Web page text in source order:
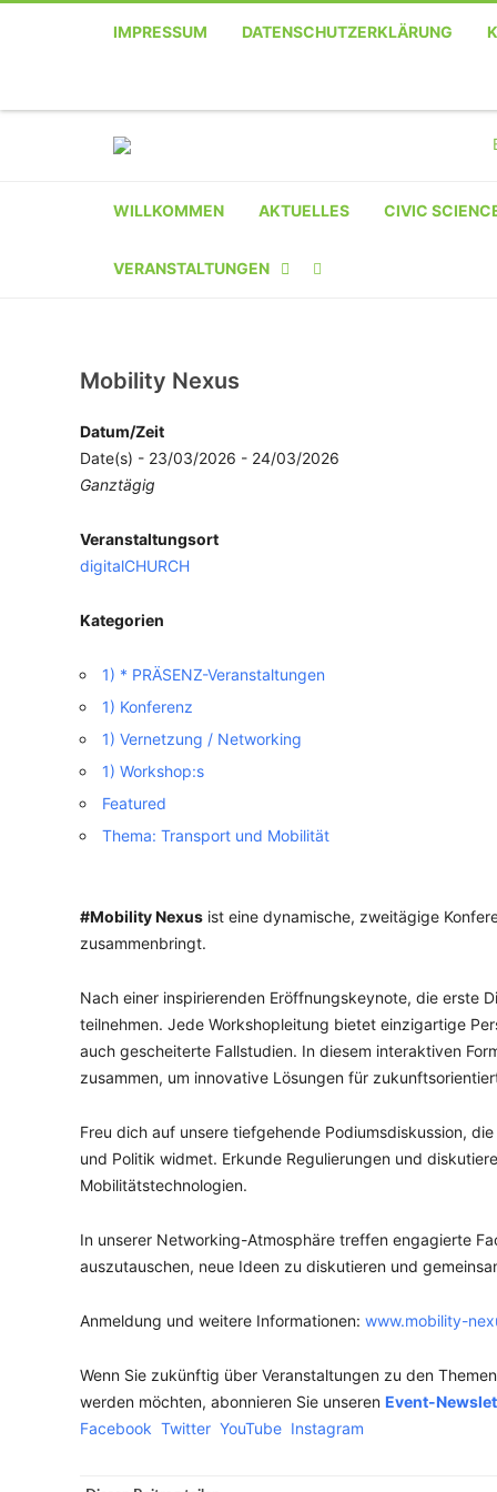
IMPRESSUM DATENSCHUTZERKLÄRUNG
WILLKOMMEN AKTUELLES CIVIC
VERANSTALTUNGEN
VERANSTALTER-
VERANSTALTUNG
EINREICHEN
VERANSTALTUNGSORTE
Mobility Nexus
Datum/Zeit
Date(s) - 23/03/2026 - 24/03/2026
Ganztägig
Veranstaltungsort
digitalCHURCH
Kategorien
1) * PRÄSENZ-Veranstaltungen
1) Konferenz
1) Vernetzung / Networking
1) Workshop:s
Featured
Thema: Transport und Mobilität
#Mobility Nexus ist eine dynamische, zweitägige
zusammenbringt.
Nach einer inspirierenden Eröffnungskeynote, die erste
teilnehmen. Jede Workshopleitung bietet einzigartige
auch gescheiterte Fallstudien. In diesem interaktiven
zusammen, um innovative Lösungen für
Freu dich auf unsere tiefgehende Podiumsdiskussion,
und Politik widmet. Erkunde Regulierungen und
Mobilitätstechnologien.
In unserer Networking-Atmosphäre treffen engagierte
auszutauschen, neue Ideen zu diskutieren und
Anmeldung und weitere Informationen: www.mobility-
Wenn Sie zukünftig über Veranstaltungen zu den
werden möchten, abonnieren Sie unseren Event-
Facebook Twitter YouTube Instagram